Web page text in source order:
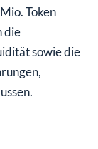
Token
die
sowie die